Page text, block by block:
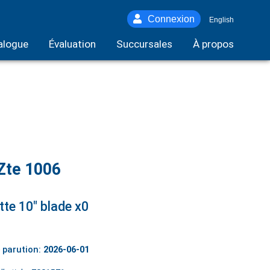
Connexion English
Évaluation Succursales À propos
1006
10" blade x0
parution: 2026-06-01